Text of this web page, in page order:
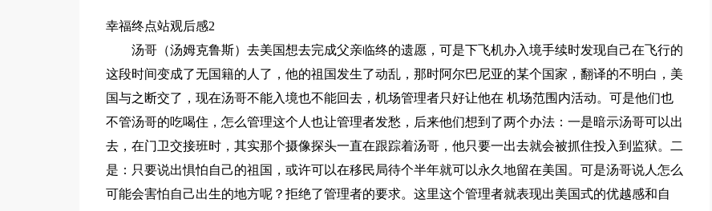
幸福终点站观后感2
汤哥（汤姆克鲁斯）去美国想去完成父亲临终的遗愿，可是下飞机办入境手续时发现自己在飞行的
这段时间变成了无国籍的人了，他的祖国发生了动乱，那时阿尔巴尼亚的某个国家，翻译的不明白，美
国与之断交了，现在汤哥不能入境也不能回去，机场管理者只好让他在 机场范围内活动。可是他们也
不管汤哥的吃喝住，怎么管理这个人也让管理者发愁，后来他们想到了两个办法：一是暗示汤哥可以出
去，在门卫交接班时，其实那个摄像探头一直在跟踪着汤哥，他只要一出去就会被抓住投入到监狱。二
是：只要说出惧怕自己的祖国，或许可以在移民局待个半年就可以永久地留在美国。可是汤哥说人怎么
可能会害怕自己出生的地方呢？拒绝了管理者的要求。这里这个管理者就表现出美国式的优越感和自